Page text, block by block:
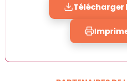
Télécharger